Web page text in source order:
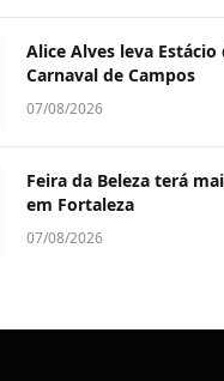
Alice Alves leva Estácio
Carnaval de Campos
07/08/2026
Feira da Beleza terá
em Fortaleza
07/08/2026